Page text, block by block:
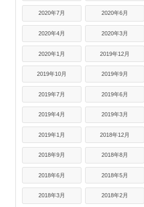
2020年7月 2020年6月
2020年4月 2020年3月
2020年1月 2019年12月
2019年10月 2019年9月
2019年7月 2019年6月
2019年4月 2019年3月
2019年1月 2018年12月
2018年9月 2018年8月
2018年6月 2018年5月
2018年3月 2018年2月